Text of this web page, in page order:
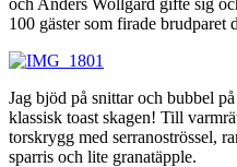
100 gäster som firade brudparet
Jag bjöd på snittar och bubbel
klassisk toast skagen! Till
torskrygg med serranoströssel,
sparris och lite granatäpple.